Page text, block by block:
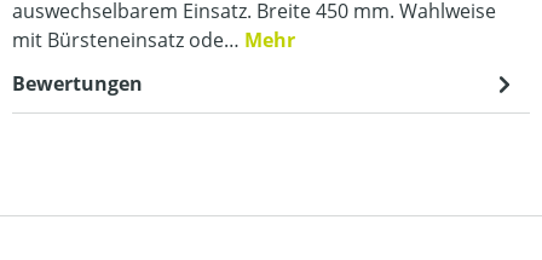
auswechselbarem Einsatz. Breite 450 mm. Wahlweise
mit Bürsteneinsatz ode… Mehr
Bewertungen